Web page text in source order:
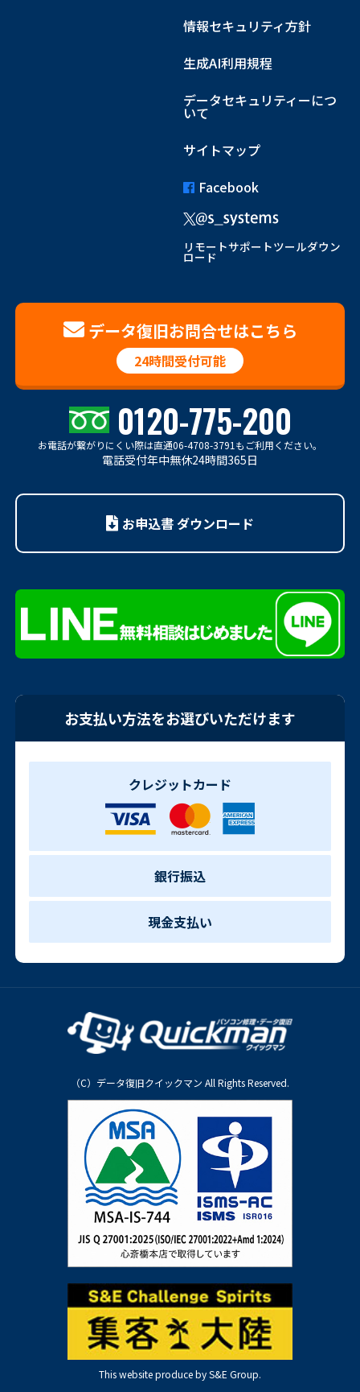
情報セキュリティ方針
生成AI利用規程
データセキュリティーにつ
いて
サイトマップ
Facebook
リモートサポートツールダウン
ロード
データ復旧お問合せはこちら
24時間受付可能
0120-775-200
お電話が繋がりにくい際は直通06-4708-3791もご利用ください。
電話受付年中無休24時間365日
お申込書 ダウンロード
お支払い方法をお選びいただけます
クレジットカード
銀行振込
現金支払い
（C）データ復旧クイックマン All Rights Reserved.
This website produce by S&E Group.